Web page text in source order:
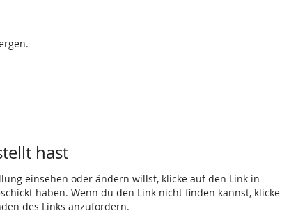
hast
einsehen oder ändern willst, klicke auf den Link in
haben. Wenn du den Link nicht finden kannst, klicke
des Links anzufordern.